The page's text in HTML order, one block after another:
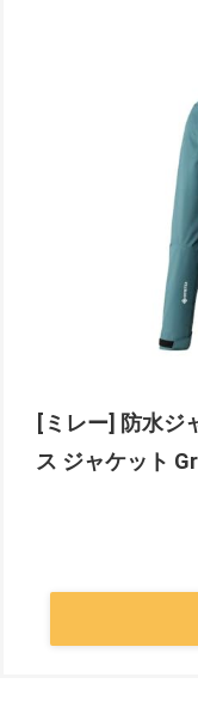
[ミレー] 防水ジ
ス ジャケット